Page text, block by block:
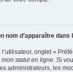
nom d’apparaître dans
onglet «
statut en ligne. Si
administrateurs, les